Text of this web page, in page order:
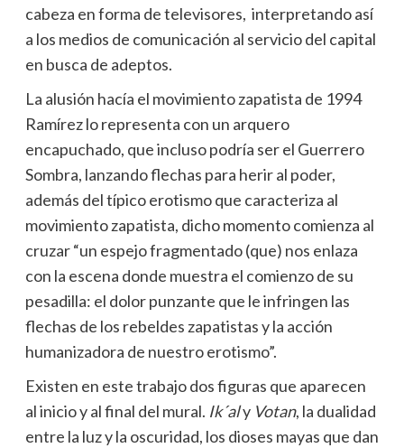
cabeza en forma de televisores, interpretando así
a los medios de comunicación al servicio del capital
en busca de adeptos.
La alusión hacía el movimiento zapatista de 1994
Ramírez lo representa con un arquero
encapuchado, que incluso podría ser el Guerrero
Sombra, lanzando flechas para herir al poder,
además del típico erotismo que caracteriza al
movimiento zapatista, dicho momento comienza al
cruzar “un espejo fragmentado (que) nos enlaza
con la escena donde muestra el comienzo de su
pesadilla: el dolor punzante que le infringen las
flechas de los rebeldes zapatistas y la acción
humanizadora de nuestro erotismo”.
Existen en este trabajo dos figuras que aparecen
al inicio y al final del mural. Ik´aly Votan, la dualidad
entre la luz y la oscuridad, los dioses mayas que dan